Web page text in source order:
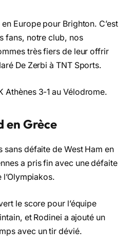
Europe pour Brighton. C’est
fans, notre club, nos
très fiers de leur offrir
De Zerbi à TNT Sports.
Athènes 3-1 au Vélodrome.
en Grèce
sans défaite de West Ham en
a pris fin avec une défaite
l’Olympiakos.
le score pour l’équipe
et Rodinei a ajouté un
avec un tir dévié.